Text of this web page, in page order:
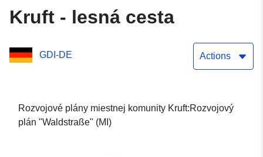
Kruft - lesná cesta
GDI-DE Actions
Rozvojové plány miestnej komunity Kruft:Rozvojový
plán "Waldstraße" (MI)